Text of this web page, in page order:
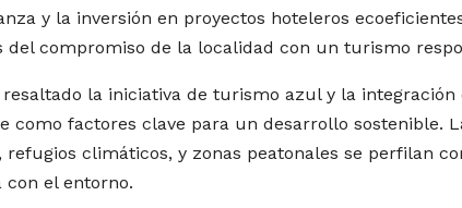
y la inversión en proyectos hoteleros
del compromiso de la localidad con un turismo
la iniciativa de turismo azul y la
como factores clave para un desarrollo sostenible.
refugios climáticos, y zonas peatonales se perfilan
el entorno.